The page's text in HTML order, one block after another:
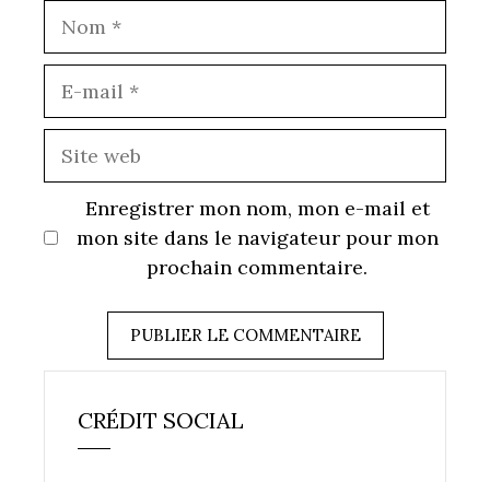
Enregistrer mon nom, mon e-mail et
mon site dans le navigateur pour mon
prochain commentaire.
CRÉDIT SOCIAL